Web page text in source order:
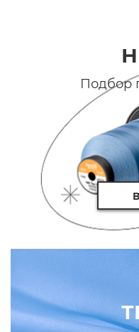
Подбор